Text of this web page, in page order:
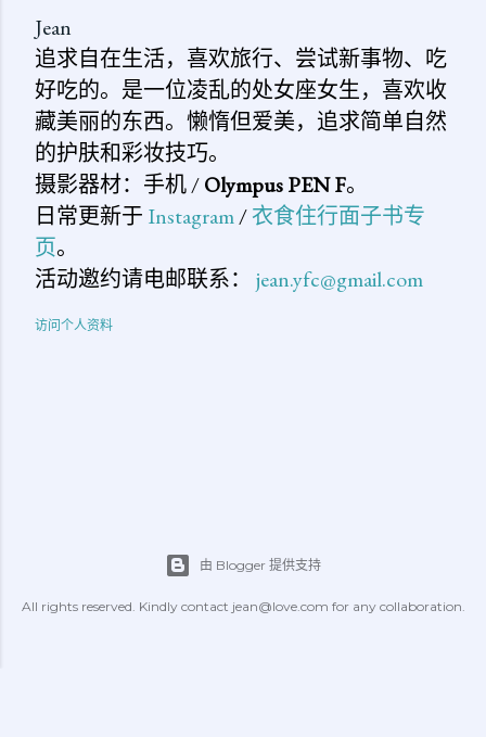
Jean
追求自在生活，喜欢旅行、尝试新事物、吃
好吃的。是一位凌乱的处女座女生，喜欢收
藏美丽的东西。懒惰但爱美，追求简单自然
的护肤和彩妆技巧。
摄影器材：手机 /Olympus PEN F。
日常更新于 Instagram/衣食住行面子书专
页。
活动邀约请电邮联系： jean.yfc@gmail.com
访问个人资料
由 Blogger 提供支持
All rights reserved. Kindly contact jean@love.com for any collaboration.